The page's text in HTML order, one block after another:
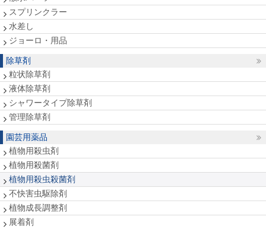
スプリンクラー
水差し
ジョーロ・用品
除草剤
粒状除草剤
液体除草剤
シャワータイプ除草剤
管理除草剤
園芸用薬品
植物用殺虫剤
植物用殺菌剤
植物用殺虫殺菌剤
不快害虫駆除剤
植物成長調整剤
展着剤